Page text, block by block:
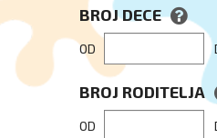
BROJ DECE
OD
BROJ RODITELJA
OD